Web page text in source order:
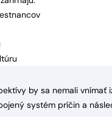
by sa nemali vnímať
systém príčin a